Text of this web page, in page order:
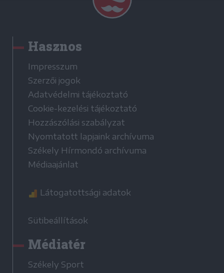
Hasznos
Impresszum
Szerzői jogok
Adatvédelmi tájékoztató
Cookie-kezelési tájékoztató
Hozzászólási szabályzat
Nyomtatott lapjaink archívuma
Székely Hírmondó archívuma
Médiaajánlat
Látogatottsági adatok
Sütibeállítások
Médiatér
Székely Sport